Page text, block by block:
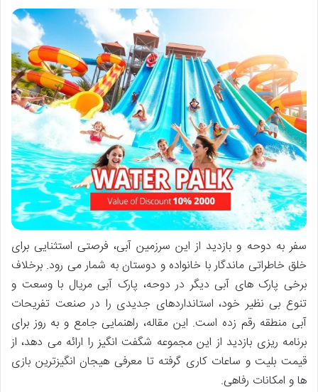
سفر به دوحه و بازدید از این سرزمین آبی، فرصتی استثنایی برای
خلق خاطراتی ماندگار با خانواده و دوستان به شمار می رود. برخلاف
برخی پارک های آبی دیگر در دوحه، پارک آبی مریال با وسعت و
تنوع بی نظیر خود، استانداردهای جدیدی را در صنعت تفریحات
آبی منطقه رقم زده است. این مقاله، راهنمایی جامع و به روز برای
برنامه ریزی بازدید از این مجموعه شگفت انگیز را ارائه می دهد، از
قیمت بلیت و ساعات کاری گرفته تا معرفی هیجان انگیزترین بازی
ها و امکانات رفاهی.